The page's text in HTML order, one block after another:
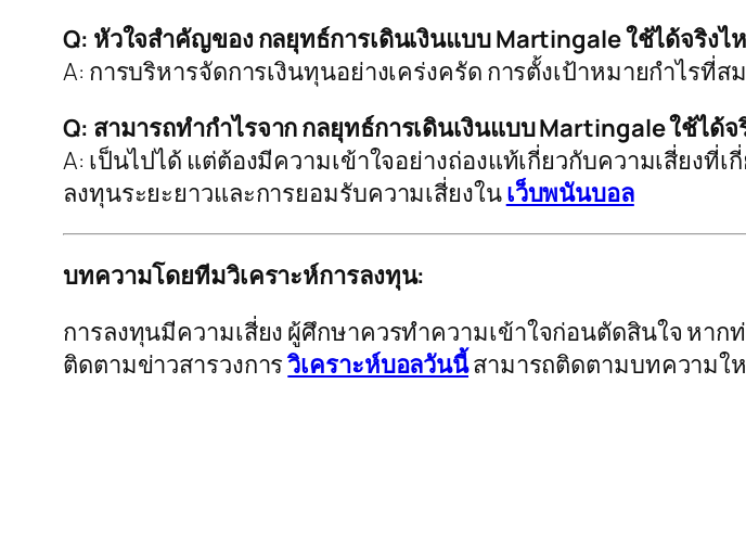
Q: หัวใจสำคัญของ กลยุทธ์การเดินเงินแบบ Martingale ใช้ได้จริงไ
A: การบริหารจัดการเงินทุนอย่างเคร่งครัด การตั้งเป้าหมายกำไร
Q: สามารถทำกำไรจาก กลยุทธ์การเดินเงินแบบ Martingale ใช้ได้จ
A: เป็นไปได้ แต่ต้องมีความเข้าใจอย่างถ่องแท้เกี่ยวกับความเสี่ยงที่
ลงทุนระยะยาวและการยอมรับความเสี่ยงในเว็บพนันบอล
บทความโดยทีมวิเคราะห์การลงทุน:
การลงทุนมีความเสี่ยง ผู้ศึกษาควรทำความเข้าใจก่อนตัดสินใจ หาก
ติดตามข่าวสารวงการวิเคราะห์บอลวันนี้สามารถติดตามบทความใ